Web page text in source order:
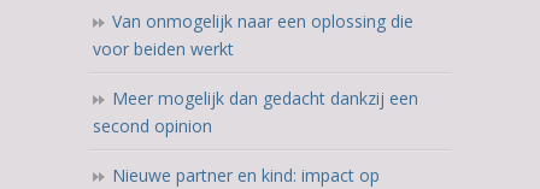
Van onmogelijk naar een oplossing die
voor beiden werkt
Meer mogelijk dan gedacht dankzij een
second opinion
Nieuwe partner en kind: impact op